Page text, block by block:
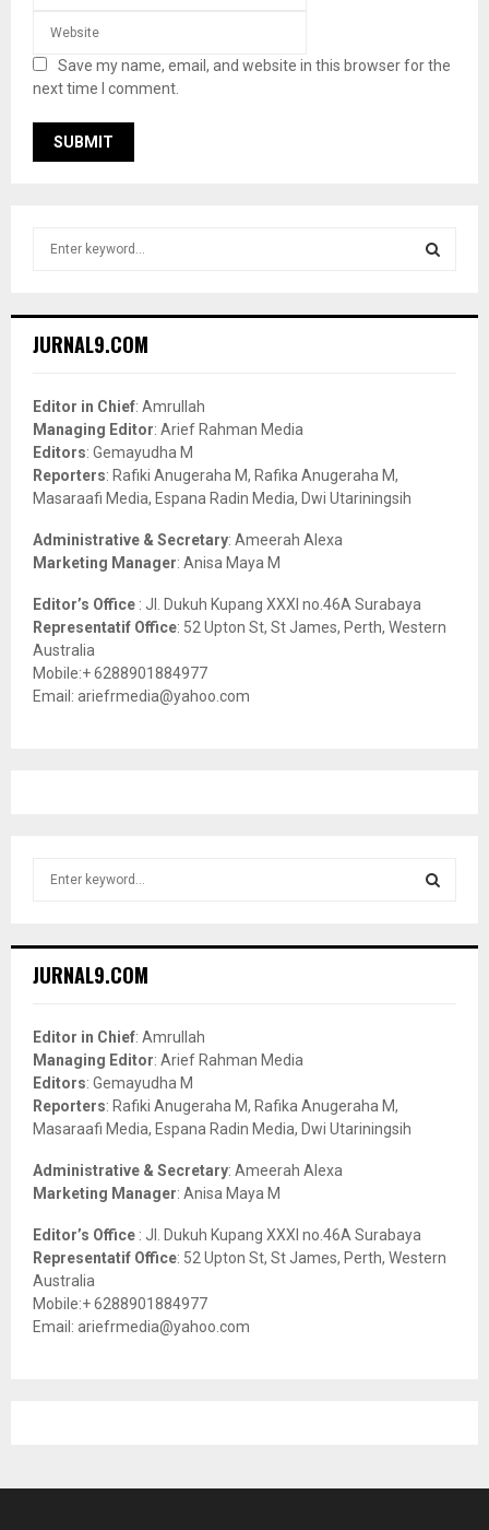
Save my name, email, and website in this browser for the
next time I comment.
h
o
r
:
JURNAL9.COM
Editor in Chief: Amrullah
Managing Editor: Arief Rahman Media
Editors: Gemayudha M
Reporters: Rafiki Anugeraha M, Rafika Anugeraha M,
Masaraafi Media, Espana Radin Media, Dwi Utariningsih
Administrative & Secretary: Ameerah Alexa
Marketing Manager: Anisa Maya M
Editor’s Office : Jl. Dukuh Kupang XXXI no.46A Surabaya
Representatif Office: 52 Upton St, St James, Perth, Western
Australia
Mobile:+ 6288901884977
Email: ariefrmedia@yahoo.com
h
o
r
:
JURNAL9.COM
Editor in Chief: Amrullah
Managing Editor: Arief Rahman Media
Editors: Gemayudha M
Reporters: Rafiki Anugeraha M, Rafika Anugeraha M,
Masaraafi Media, Espana Radin Media, Dwi Utariningsih
Administrative & Secretary: Ameerah Alexa
Marketing Manager: Anisa Maya M
Editor’s Office : Jl. Dukuh Kupang XXXI no.46A Surabaya
Representatif Office: 52 Upton St, St James, Perth, Western
Australia
Mobile:+ 6288901884977
Email: ariefrmedia@yahoo.com